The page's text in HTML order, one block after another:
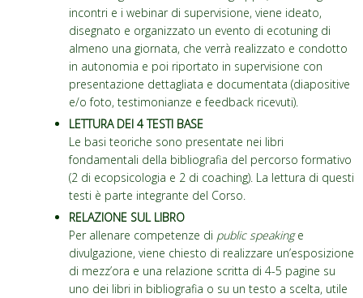
incontri e i webinar di supervisione, viene ideato,
disegnato e organizzato un evento di ecotuning di
almeno una giornata, che verrà realizzato e condotto
in autonomia e poi riportato in supervisione con
presentazione dettagliata e documentata (diapositive
e/o foto, testimonianze e feedback ricevuti).
LETTURA DEI 4 TESTI BASE
Le basi teoriche sono presentate nei libri
fondamentali della bibliografia del percorso formativo
(2 di ecopsicologia e 2 di coaching). La lettura di questi
testi è parte integrante del Corso.
RELAZIONE SUL LIBRO
Per allenare competenze di public speakinge
divulgazione, viene chiesto di realizzare un’esposizione
di mezz’ora e una relazione scritta di 4-5 pagine su
uno dei libri in bibliografia o su un testo a scelta, utile